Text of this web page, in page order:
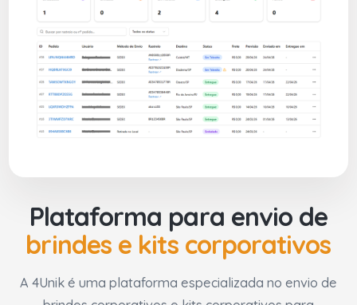
Plataforma para envio de
brindes e kits corporativos
A 4Unik é uma plataforma especializada no envio de